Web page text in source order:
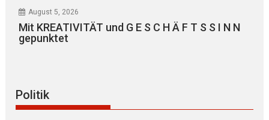
August 5, 2026
Mit KREATIVITÄT und G E S C H Ä F T S S I N N
gepunktet
Politik